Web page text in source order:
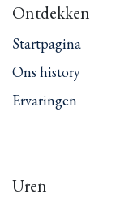
Ontdekken
Startpagina
Ons history
Ervaringen
Uren